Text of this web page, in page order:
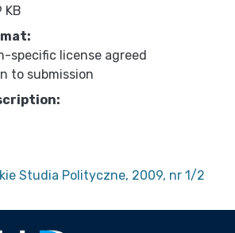
KB
specific license agreed
to submission
Studia Polityczne, 2009, nr 1/2